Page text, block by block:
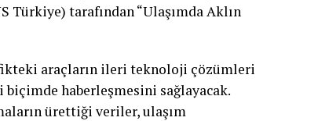
tarafından “Ulaşımda Aklın
araçların ileri teknoloji çözümleri
haberleşmesini sağlayacak.
ürettiği veriler, ulaşım